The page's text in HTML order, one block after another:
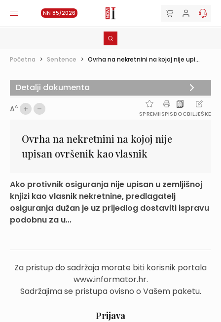
NN 85/2026
Početna > Sentence > Ovrha na nekretnini na kojoj nije upi...
AA
SPREMIISPISDOCBILJEŠKE
Ovrha na nekretnini na kojoj nije
upisan ovršenik kao vlasnik
Ako protivnik osiguranja nije upisan u zemljišnoj
knjizi kao vlasnik nekretnine, predlagatelj
osiguranja dužan je uz prijedlog dostaviti ispravu
podobnu za u...
Za pristup do sadržaja morate biti korisnik portala
www.informator.hr.
Sadržajima se pristupa ovisno o Vašem paketu.
Prijava
Detalji dokumenta